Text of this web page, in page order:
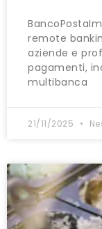
remote
aziende e
pagamenti,
multibanca
21/11/2025